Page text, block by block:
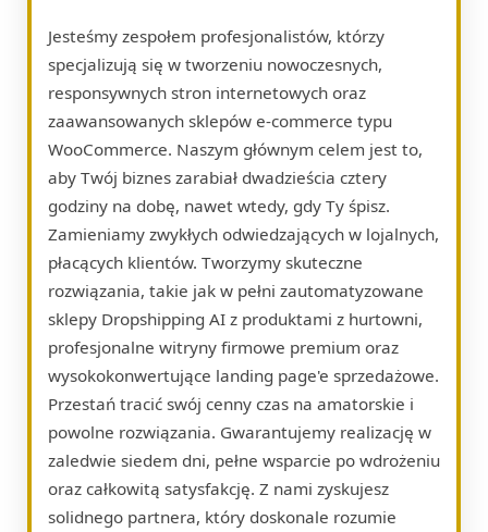
Jesteśmy zespołem profesjonalistów, którzy
specjalizują się w tworzeniu nowoczesnych,
responsywnych stron internetowych oraz
zaawansowanych sklepów e-commerce typu
WooCommerce. Naszym głównym celem jest to,
aby Twój biznes zarabiał dwadzieścia cztery
godziny na dobę, nawet wtedy, gdy Ty śpisz.
Zamieniamy zwykłych odwiedzających w lojalnych,
płacących klientów. Tworzymy skuteczne
rozwiązania, takie jak w pełni zautomatyzowane
sklepy Dropshipping AI z produktami z hurtowni,
profesjonalne witryny firmowe premium oraz
wysokokonwertujące landing page'e sprzedażowe.
Przestań tracić swój cenny czas na amatorskie i
powolne rozwiązania. Gwarantujemy realizację w
zaledwie siedem dni, pełne wsparcie po wdrożeniu
oraz całkowitą satysfakcję. Z nami zyskujesz
solidnego partnera, który doskonale rozumie